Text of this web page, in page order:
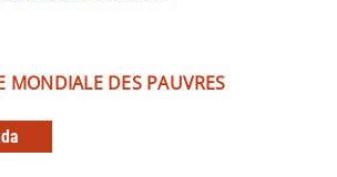
MONDIALE DES PAUVRES